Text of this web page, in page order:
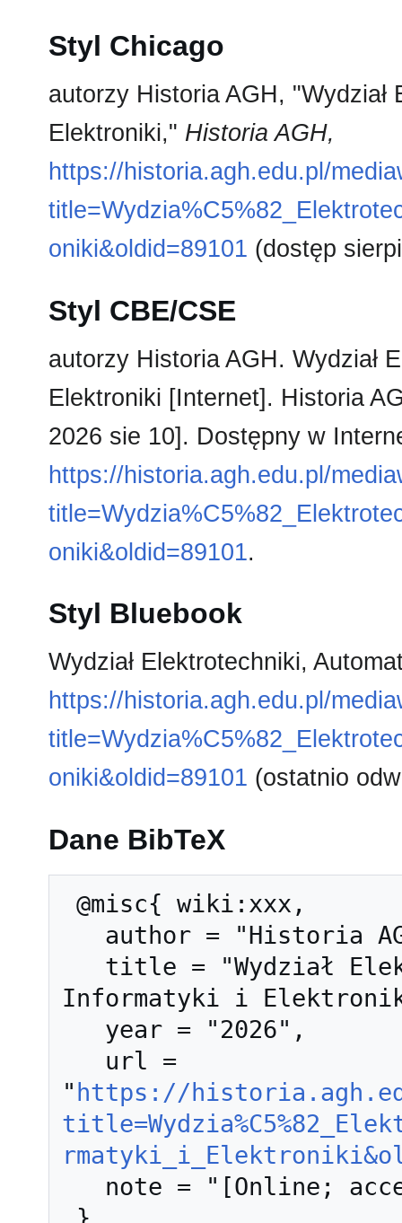
Styl Chicago
autorzy Historia AGH,
Elektroniki," Historia AGH,
https://historia.agh.edu.pl/
oniki&oldid=89101 (dostęp
Styl CBE/CSE
autorzy Historia AGH. Wydział
Elektroniki [Internet]. Historia
2026 sie 10]. Dostępny w
https://historia.agh.edu.pl/
oniki&oldid=89101.
Styl Bluebook
Wydział Elektrotechniki,
https://historia.agh.edu.pl/
oniki&oldid=89101 (ostatnio
Dane BibTeX
Informatyki i
" https://